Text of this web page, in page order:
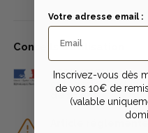
Conseils d’utilisation
ATTENTION La
catégorie C est
de 18 ans.
Votre adresse email :
Inscrivez-vous dès
de vos 10€ de
(valable